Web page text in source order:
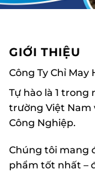
GIỚI THIỆU
Công Ty Chỉ May
Tự hào là 1
trường Việt Nam
Công Nghiệp.
Chúng tôi mang
phẩm tốt nhất –